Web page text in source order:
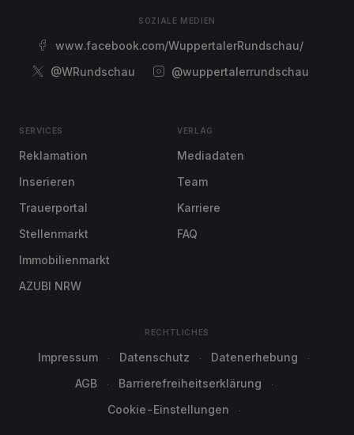
SOZIALE MEDIEN
www.facebook.com/WuppertalerRundschau/
@WRundschau
@wuppertalerrundschau
SERVICES
Reklamation
Inserieren
Trauerportal
Stellenmarkt
Immobilienmarkt
AZUBI NRW
VERLAG
Mediadaten
Team
Karriere
FAQ
RECHTLICHES
Impressum Datenschutz
Datenerhebung
AGB
Barrierefreiheitserklärung
Cookie-Einstellungen